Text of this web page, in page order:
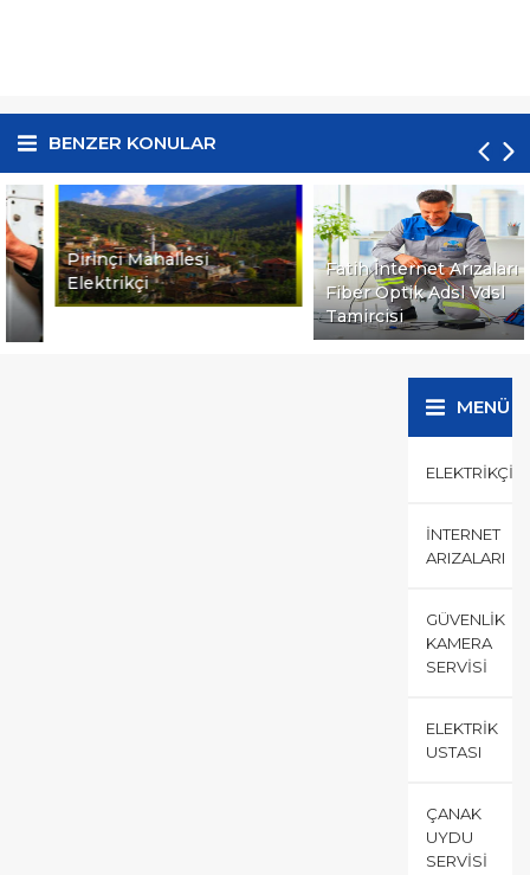
BENZER KONULAR
Pirinçi Mahallesi
Elektrikçi
Fatih İnternet Arızaları
Fiber Optik Adsl Vdsl
Tamircisi
MENÜ
ELEKTRIKÇI
İNTERNET
ARIZALARI
GÜVENLIK
KAMERA
SERVISI
ELEKTRIK
USTASI
ÇANAK
UYDU
SERVISI